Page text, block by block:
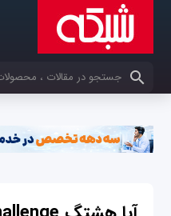
کلمات کلیدی خود را وارد کنید